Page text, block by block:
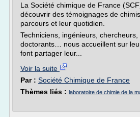
La Société chimique de France
découvrir des témoignages de
parcours et leur quotidien.
Techniciens, ingénieurs, chercheurs,
doctorants… nous accueillent sur
font partager leur...
Voir la suite
Par : Société Chimique de France
Thèmes liés : laboratoire de chimie de la